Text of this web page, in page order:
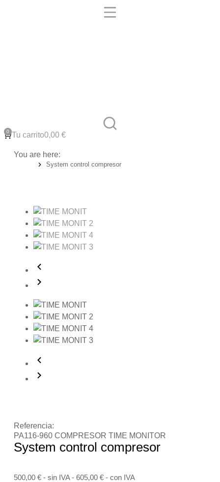
Tu carrito0,00 €
You are here:
System control compresor
Referencia:
PA116-960 COMPRESOR TIME MONITOR
System control compresor
500,00 € - sin IVA - 605,00 € - con IVA